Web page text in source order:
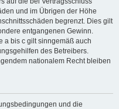
und im Übrigen der Höhe
begrenzt. Dies gilt
entgangenen Gewinn.
a bis c gilt sinngemäß auch
des Betreibers.
nationalem Recht bleiben
und die